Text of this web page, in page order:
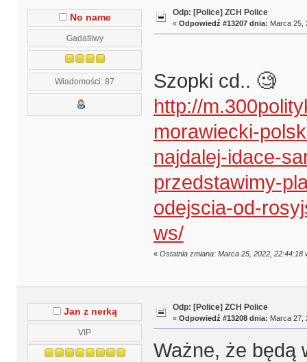
No name
Gadatliwy
Wiadomości: 87
Odp: [Police] ZCH Police
« Odpowiedź #13207 dnia: Marca 25,
Szopki cd.. 🧐
http://
morawiecki-
najdalej-idace-
przedstawimy-
odejscia-od-
ws/
« Ostatnia zmiana: Marca 25, 2022, 22:44:18
Jan z nerką
VIP
Odp: [Police] ZCH Police
« Odpowiedź #13208 dnia: Marca 27,
Ważne, że będą